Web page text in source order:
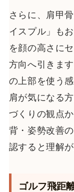
さらに、肩甲
イスプル」も
を顔の高さに
方向へ引きま
の上部を使う
肩が気になる
づくりの観点
背・姿勢改善
認すると理解が
ゴルフ飛距